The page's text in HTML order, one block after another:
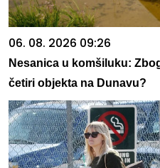
06. 08. 2026 09:26
Nesanica u komšiluku:
četiri objekta na Dunavu?